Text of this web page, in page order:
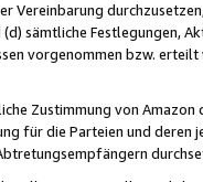
Vereinbarung
sämtliche Festlegungen,
vorgenommen bzw.
Zustimmung von
für die Parteien und